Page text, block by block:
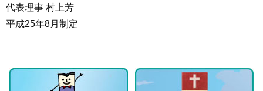
代表理事 村上芳
平成25年8月制定